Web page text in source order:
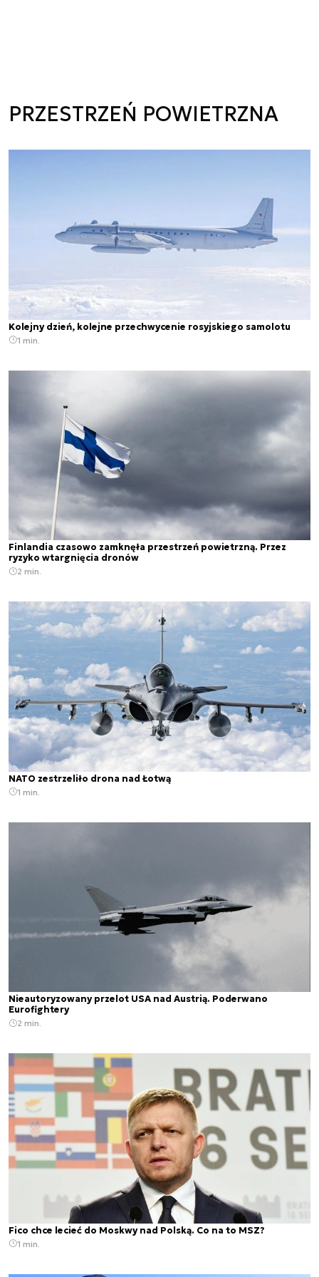
PRZESTRZEŃ POWIETRZNA
Kolejny dzień, kolejne przechwycenie rosyjskiego samolotu
1 min.
Finlandia czasowo zamknęła przestrzeń powietrzną. Przez
ryzyko wtargnięcia dronów
2 min.
NATO zestrzeliło drona nad Łotwą
1 min.
Nieautoryzowany przelot USA nad Austrią. Poderwano
Eurofightery
2 min.
Fico chce lecieć do Moskwy nad Polską. Co na to MSZ?
1 min.